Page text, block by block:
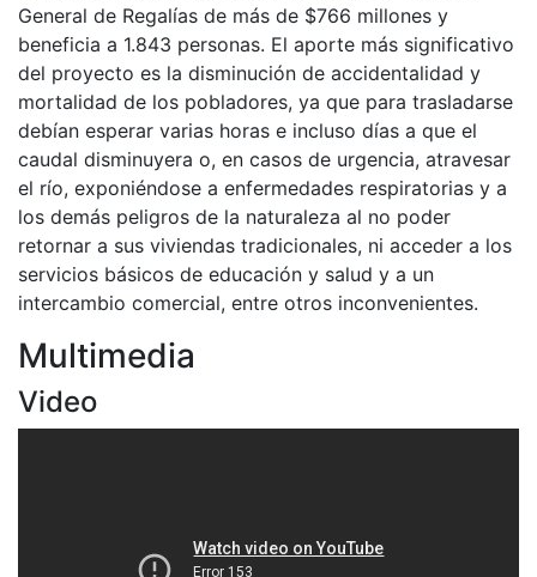
General de Regalías de más de $766 millones y
beneficia a 1.843 personas. El aporte más significativo
del proyecto es la disminución de accidentalidad y
mortalidad de los pobladores, ya que para trasladarse
debían esperar varias horas e incluso días a que el
caudal disminuyera o, en casos de urgencia, atravesar
el río, exponiéndose a enfermedades respiratorias y a
los demás peligros de la naturaleza al no poder
retornar a sus viviendas tradicionales, ni acceder a los
servicios básicos de educación y salud y a un
intercambio comercial, entre otros inconvenientes.
Multimedia
Video